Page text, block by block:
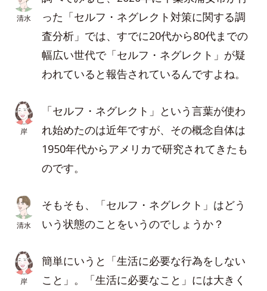
清水
った「セルフ・ネグレクト対策に関する調
査分析」では、すでに20代から80代までの
幅広い世代で「セルフ・ネグレクト」が疑
われていると報告されているんですよね。
岸
「セルフ・ネグレクト」という言葉が使わ
れ始めたのは近年ですが、その概念自体は
1950年代からアメリカで研究されてきたも
のです。
清水
そもそも、「セルフ・ネグレクト」はどう
いう状態のことをいうのでしょうか？
岸
簡単にいうと「生活に必要な行為をしない
こと」。「生活に必要なこと」には大きく